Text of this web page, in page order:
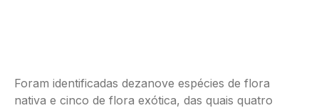
Foram identificadas dezanove espécies de flora
nativa e cinco de flora exótica, das quais quatro